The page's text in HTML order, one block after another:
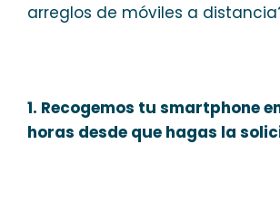
arreglos de móviles a
1. Recogemos tu smartphone
horas desde que hagas la